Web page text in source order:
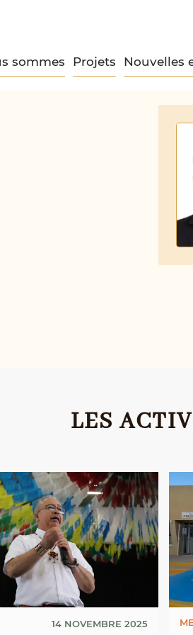
sommes Projets Nouvelles
LES
14 NOVEMBRE 2025